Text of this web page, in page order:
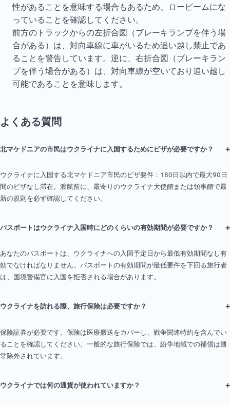
性があることを意味する場合もあるため、ロービームにな
っていることを確認してください。
前方のトラックからの左折合図（ブレーキランプを伴う場
合がある）は、対向車線に車がいるため追い越し禁止であ
ることを警告しています。逆に、右折合図（ブレーキラン
プを伴う場合がある）は、対向車線が空いており追い越し
可能であることを意味します。
よくある質問
北マケドニアの市民はウクライナに入国するためにビザが必要ですか？ +
ウクライナに入国する北マケドニア市民のビザ要件：180日以内で最大90日
間のビザなし滞在。渡航前に、最寄りのウクライナ大使館または領事館で最
新の規則を必ず確認してください。
パスポートはウクライナ入国時にどのくらいの有効期間が必要ですか？ +
あなたのパスポートは、ウクライナへの入国予定日から最低有効期間なし有
効でなければなりません。パスポートの有効期間が最低要件を下回る旅行者
は、国境警備官に入国を拒否される場合があります。
ウクライナを訪れる際、旅行保険は必要ですか？ +
保険証券が必要です。保険は医療搬送をカバーし、戦争関連特約を含んでい
ることを確認してください。一般的な旅行保険では、紛争地域での補償は通
常除外されています。
ウクライナでは何の通貨が使われていますか？ +